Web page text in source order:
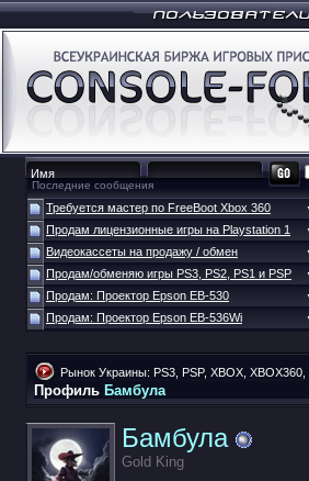
Последние сообщения
Требуется мастер по FreeBoot Xbox 360
Продам лицензионные игры на Playstation 1
Видеокассеты на продажу / обмен
Продам/обменяю игры PS3, PS2, PS1 и PSP
Продам: Проектор Epson EB-530
Продам: Проектор Epson EB-536Wi
Рынок Украины: PS3, PSP, XBOX,
Профиль Бамбула
Бамбула
Gold King